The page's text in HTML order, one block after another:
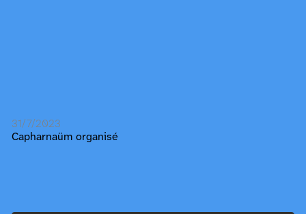
31/7/2023
Capharnaüm organisé